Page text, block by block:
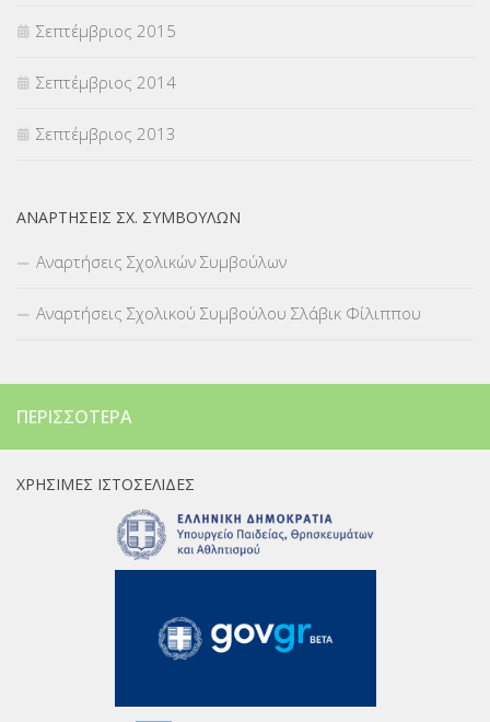
Σεπτέμβριος 2015
Σεπτέμβριος 2014
Σεπτέμβριος 2013
ΑΝΑΡΤΉΣΕΙΣ ΣΧ. ΣΥΜΒΟΎΛΩΝ
Αναρτήσεις Σχολικών Συμβούλων
Αναρτήσεις Σχολικού Συμβούλου Σλάβικ Φίλιππου
ΠΕΡΙΣΣΌΤΕΡΑ
ΧΡΉΣΙΜΕΣ ΙΣΤΟΣΕΛΊΔΕΣ